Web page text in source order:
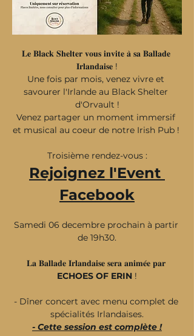
𝐋𝐞 𝐁𝐥𝐚𝐜𝐤 𝐒𝐡𝐞𝐥𝐭𝐞𝐫 𝐯𝐨𝐮𝐬 𝐢𝐧𝐯𝐢𝐭𝐞 𝐚̀ 𝐬𝐚 𝐁𝐚𝐥𝐥𝐚𝐝𝐞
𝐈𝐫𝐥𝐚𝐧𝐝𝐚𝐢𝐬𝐞 !
Une fois par mois, venez vivre et
savourer l'Irlande au Black Shelter
d'Orvault !
Venez partager un moment immersif
et musical au coeur de notre Irish Pub !
Troisième rendez-vous :
Rejoignez l'Event
Facebook
Samedi 06 decembre prochain à partir
de 19h30.
𝐋𝐚 𝐁𝐚𝐥𝐥𝐚𝐝𝐞 𝐈𝐫𝐥𝐚𝐧𝐝𝐚𝐢𝐬𝐞 𝐬𝐞𝐫𝐚 𝐚𝐧𝐢𝐦𝐞́𝐞 𝐩𝐚𝐫
ECHOES OF ERIN !
- Dîner concert avec menu complet de
spécialités Irlandaises.
- Cette session est complète !